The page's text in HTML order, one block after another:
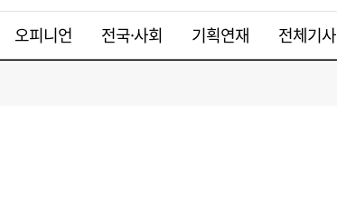
오피니언 전국·사회 기획연재 전체기사